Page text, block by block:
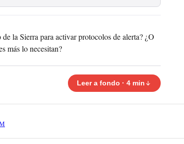
la Sierra para activar protocolos de alerta? ¿O
más lo necesitan?
Leer a fondo · 4 min